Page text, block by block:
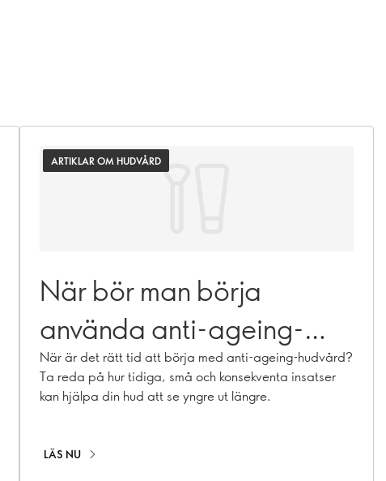
ARTIKLAR OM HUDVÅRD
När bör man börja
använda anti-ageing-
hudvård?
När är det rätt tid att börja med anti-ageing-hudvård?
Ta reda på hur tidiga, små och konsekventa insatser
kan hjälpa din hud att se yngre ut längre.
LÄS NU